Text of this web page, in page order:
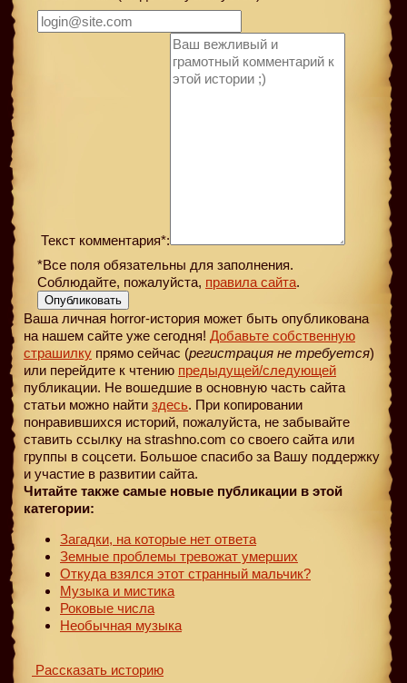
Текст комментария*:
*Все поля обязательны для заполнения.
Соблюдайте, пожалуйста, правила сайта.
Опубликовать
Ваша личная horror-история может быть опубликована
на нашем сайте уже сегодня! Добавьте собственную
страшилку прямо сейчас (регистрация не требуется)
или перейдите к чтению предыдущей/следующей
публикации. Не вошедшие в основную часть сайта
статьи можно найти здесь. При копировании
понравившихся историй, пожалуйста, не забывайте
ставить ссылку на strashno.com со своего сайта или
группы в соцсети. Большое спасибо за Вашу поддержку
и участие в развитии сайта.
Читайте также самые новые публикации в этой
категории:
Загадки, на которые нет ответа
Земные проблемы тревожат умерших
Откуда взялся этот странный мальчик?
Музыка и мистика
Роковые числа
Необычная музыка
Рассказать историю